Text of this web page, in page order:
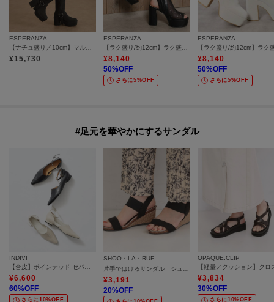
ESPERANZA
¥15,730
ESPERANZA
¥8,140
50%OFF
さらに5%OFF
ESPERANZA
¥8,140
50%OFF
さらに5%OFF
#足元を華やかにするサンダル
INDIVI
【合皮】ポインテッド セパレートストラップサンダル
¥6,600
60%OFF
さらに10%OFF
SHOO・LA・RUE
片手ではけるサンダル シューダル26SS
¥3,191
20%OFF
OPAQUE.CLIP
¥3,834
30%OFF
さらに10%OFF